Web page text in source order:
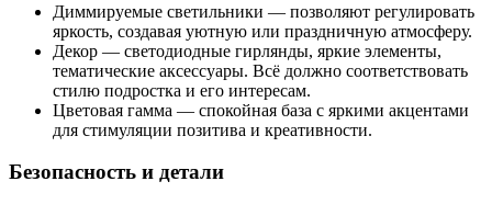
Диммируемые светильники — позволяют регулировать
яркость, создавая уютную или праздничную атмосферу.
Декор — светодиодные гирлянды, яркие элементы,
тематические аксессуары. Всё должно соответствовать
стилю подростка и его интересам.
Цветовая гамма — спокойная база с яркими акцентами
для стимуляции позитива и креативности.
Безопасность и детали